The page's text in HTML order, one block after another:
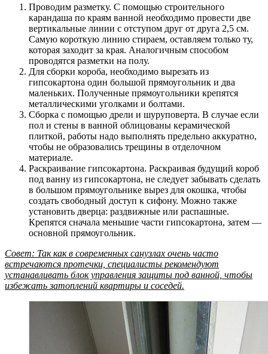
Проводим разметку. С помощью строительного
карандаша по краям ванной необходимо провести две
вертикальные линии с отступом друг от друга 2,5 см.
Самую короткую линию стираем, оставляем только ту,
которая заходит за края. Аналогичным способом
проводятся разметки на полу.
Для сборки короба, необходимо вырезать из
гипсокартона один большой прямоугольник и два
маленьких. Полученные прямоугольники крепятся
металлическими уголками и болтами.
Сборка с помощью дрели и шуруповерта. В случае если
пол и стены в ванной облицованы керамической
плиткой, работы надо выполнять предельно аккуратно,
чтобы не образовались трещины в отделочном
материале.
Раскраивание гипсокартона. Раскраивая будущий короб
под ванну из гипсокартона, не следует забывать сделать
в большом прямоугольнике вырез для окошка, чтобы
создать свободный доступ к сифону. Можно также
установить дверца: раздвижные или распашные.
Крепятся сначала меньшие части гипсокартона, затем —
основной прямоугольник.
Совет: Так как в современных санузлах очень часто
встречаются протечки, специалисты рекомендуют
устанавливать блок управления защиты под ванной, чтобы
избежать затоплений квартиры и соседей.